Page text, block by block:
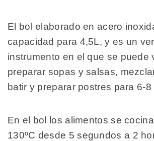
El bol elaborado en acero
capacidad para 4,5L, y es un
instrumento en el que se puede
preparar sopas y salsas,
batir y preparar postres para 6-
En el bol los alimentos se
130ºC desde 5 segundos a 2